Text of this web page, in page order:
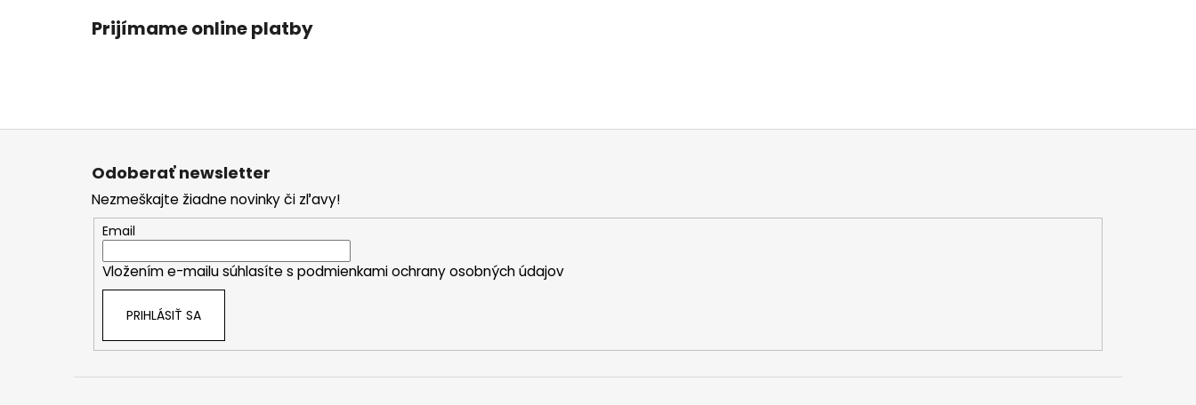
Prijímame online platby
Z
Odoberať newsletter
Nezmeškajte žiadne novinky či zľavy!
Email
Vložením e-mailu súhlasíte s podmienkami ochrany osobných údajov
PRIHLÁSIŤ SA